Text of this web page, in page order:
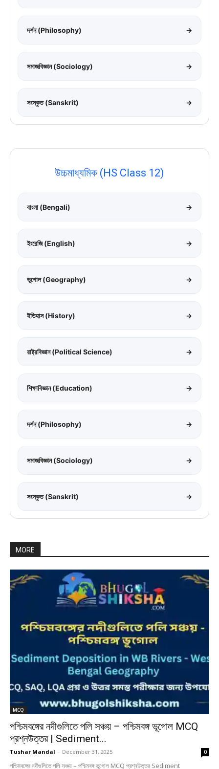
দর্শন (Philosophy) →
সমাজবিজ্ঞান (Sociology) →
সংস্কৃত (Sanskrit) →
উচ্চমাধ্যমিক (HS Class 12)
বাংলা (Bengali) →
ইংরেজি (English) →
ভূগোল (Geography) →
ইতিহাস (History) →
রাষ্ট্রবিজ্ঞান (Political Science) →
শিক্ষাবিজ্ঞান (Education) →
দর্শন (Philosophy) →
সমাজবিজ্ঞান (Sociology) →
সংস্কৃত (Sanskrit) →
MORE
MCQ
পশ্চিমবঙ্গের নদীগুলিতে পলি সঞ্চয় – পশ্চিমবঙ্গ ভূগোল MCQ
প্রশ্নউত্তর | Sediment...
Tushar Mandal - December 31, 2025 0
পশ্চিমবঙ্গের নদীগুলিতে পলি সঞ্চয় – পশ্চিমবঙ্গ ভূগোল MCQ প্রশ্নউত্তর Sediment